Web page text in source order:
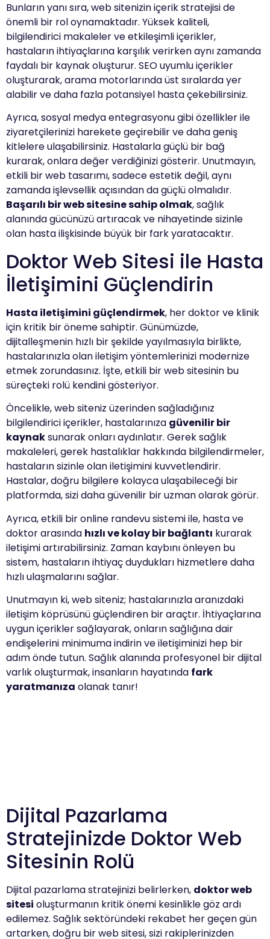
Bunların yanı sıra, web sitenizin içerik stratejisi de
önemli bir rol oynamaktadır. Yüksek kaliteli,
bilgilendirici makaleler ve etkileşimli içerikler,
hastaların ihtiyaçlarına karşılık verirken aynı zamanda
faydalı bir kaynak oluşturur. SEO uyumlu içerikler
oluşturarak, arama motorlarında üst sıralarda yer
alabilir ve daha fazla potansiyel hasta çekebilirsiniz.
Ayrıca, sosyal medya entegrasyonu gibi özellikler ile
ziyaretçilerinizi harekete geçirebilir ve daha geniş
kitlelere ulaşabilirsiniz. Hastalarla güçlü bir bağ
kurarak, onlara değer verdiğinizi gösterir. Unutmayın,
etkili bir web tasarımı, sadece estetik değil, aynı
zamanda işlevsellik açısından da güçlü olmalıdır.
Başarılı bir web sitesine sahip olmak, sağlık
alanında gücünüzü artıracak ve nihayetinde sizinle
olan hasta ilişkisinde büyük bir fark yaratacaktır.
Doktor Web Sitesi ile Hasta
İletişimini Güçlendirin
Hasta iletişimini güçlendirmek, her doktor ve klinik
için kritik bir öneme sahiptir. Günümüzde,
dijitalleşmenin hızlı bir şekilde yayılmasıyla birlikte,
hastalarınızla olan iletişim yöntemlerinizi modernize
etmek zorundasınız. İşte, etkili bir web sitesinin bu
süreçteki rolü kendini gösteriyor.
Öncelikle, web siteniz üzerinden sağladığınız
bilgilendirici içerikler, hastalarınıza güvenilir bir
kaynaksunarak onları aydınlatır. Gerek sağlık
makaleleri, gerek hastalıklar hakkında bilgilendirmeler,
hastaların sizinle olan iletişimini kuvvetlendirir.
Hastalar, doğru bilgilere kolayca ulaşabileceği bir
platformda, sizi daha güvenilir bir uzman olarak görür.
Ayrıca, etkili bir online randevu sistemi ile, hasta ve
doktor arasında hızlı ve kolay bir bağlantı kurarak
iletişimi artırabilirsiniz. Zaman kaybını önleyen bu
sistem, hastaların ihtiyaç duydukları hizmetlere daha
hızlı ulaşmalarını sağlar.
Unutmayın ki, web siteniz; hastalarınızla aranızdaki
iletişim köprüsünü güçlendiren bir araçtır. İhtiyaçlarına
uygun içerikler sağlayarak, onların sağlığına dair
endişelerini minimuma indirin ve iletişiminizi hep bir
adım önde tutun. Sağlık alanında profesyonel bir dijital
varlık oluşturmak, insanların hayatında fark
yaratmanıza olanak tanır!
Dijital Pazarlama
Stratejinizde Doktor Web
Sitesinin Rolü
Dijital pazarlama stratejinizi belirlerken, doktor web
sitesi oluşturmanın kritik önemi kesinlikle göz ardı
edilemez. Sağlık sektöründeki rekabet her geçen gün
artarken, doğru bir web sitesi, sizi rakiplerinizden